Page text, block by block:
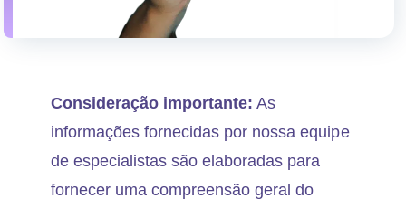
Consideração importante: As
informações fornecidas por nossa equipe
de especialistas são elaboradas para
fornecer uma compreensão geral do